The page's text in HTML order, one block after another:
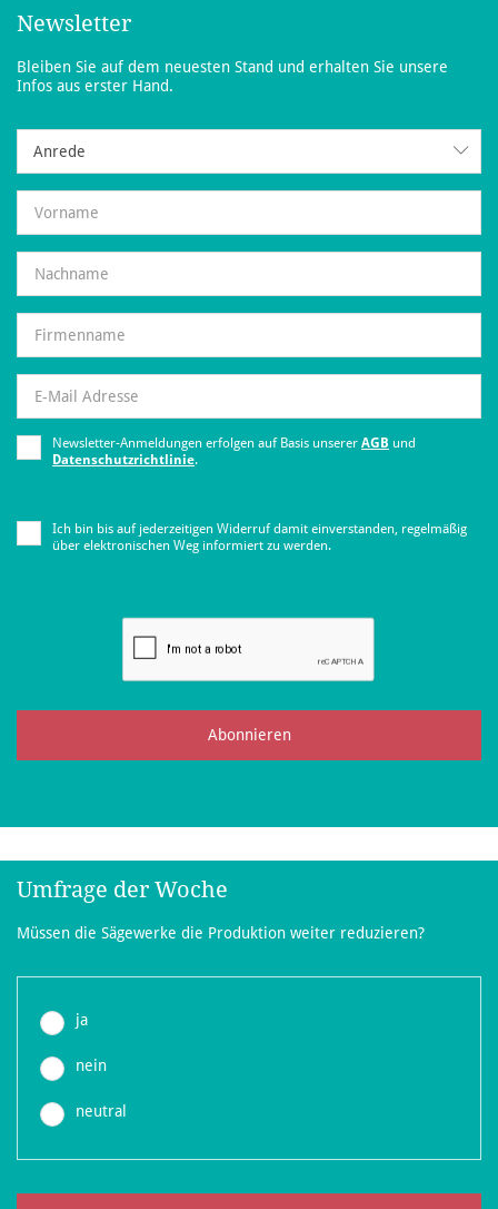
Newsletter
Bleiben Sie auf dem neuesten Stand und erhalten Sie unsere
Infos aus erster Hand.
Anrede
Newsletter-Anmeldungen erfolgen auf Basis unserer AGB und
Datenschutzrichtlinie.
Ich bin bis auf jederzeitigen Widerruf damit einverstanden, regelmäßig
über elektronischen Weg informiert zu werden.
Abonnieren
Umfrage der Woche
Müssen die Sägewerke die Produktion weiter reduzieren?
ja
nein
neutral